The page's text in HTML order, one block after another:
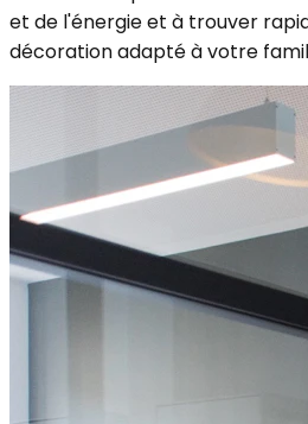
et de l'énergie et à trouver
décoration adapté à votre